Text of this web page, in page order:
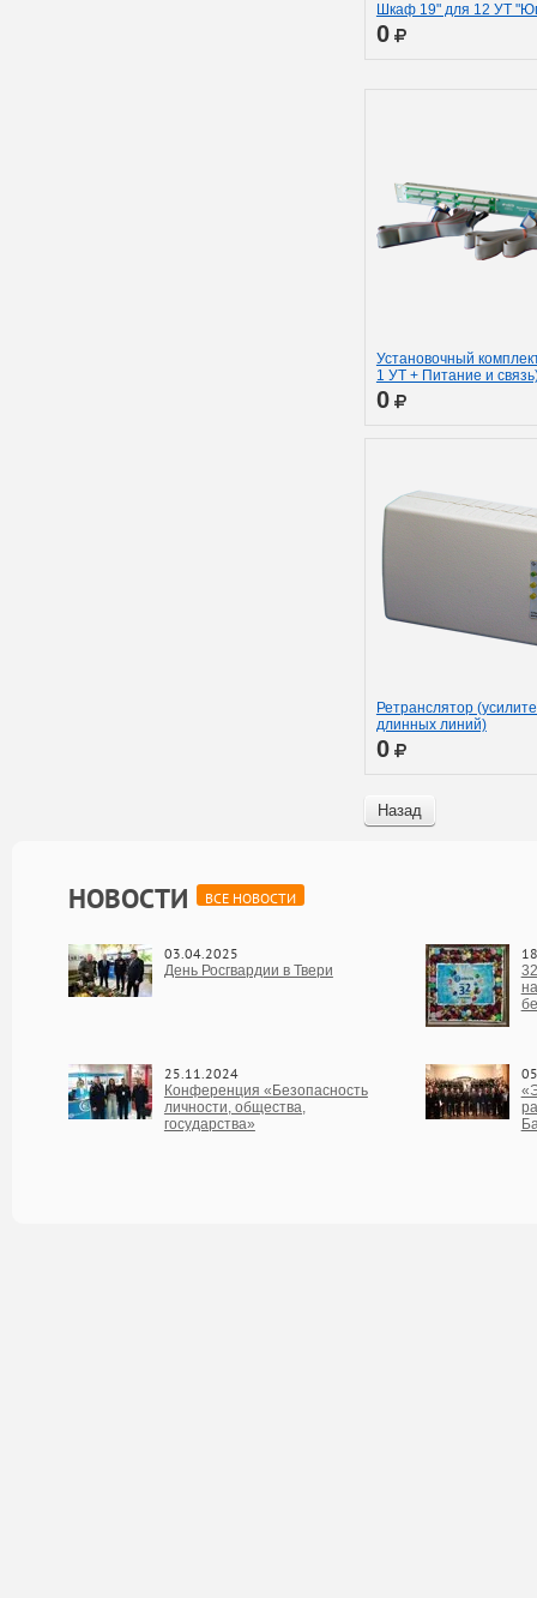
Шкаф 19" для 12 УТ
0
Установочный
1 УТ + Питание и
0
Ретранслятор
длинных линий)
0
Назад
НОВОСТИ ВСЕ НОВОСТИ
03.04.2025
День Росгвардии в Твери
25.11.2024
Конференция «Безопасность
личности, общества,
государства»